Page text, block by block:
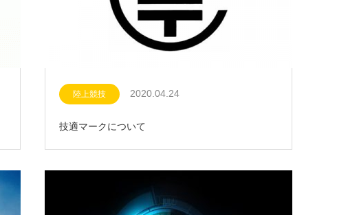
陸上競技 2020.04.24
技適マークについて